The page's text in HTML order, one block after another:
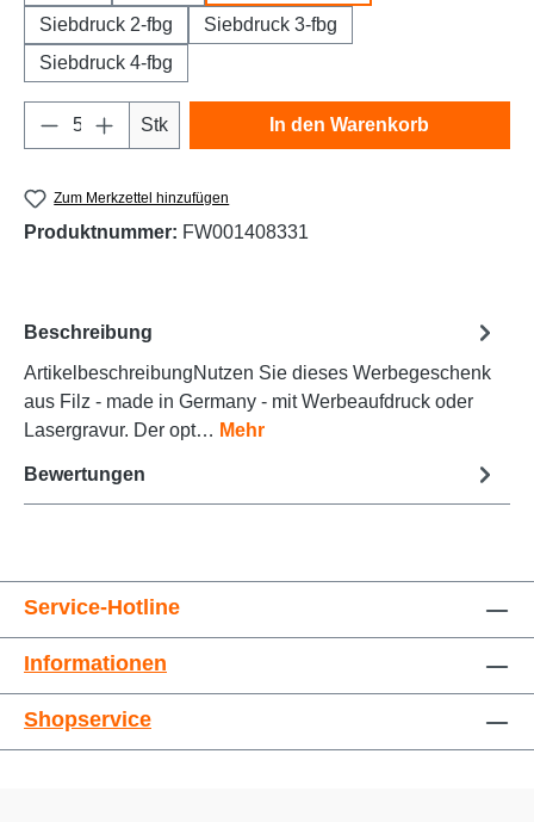
Siebdruck 2-fbg
Siebdruck 3-fbg
Siebdruck 4-fbg
Produkt Anzahl: Gib den gewünschten
Stk In den Warenkorb
Zum Merkzettel hinzufügen
Produktnummer: FW001408331
Beschreibung
ArtikelbeschreibungNutzen Sie dieses Werbegeschenk
aus Filz - made in Germany - mit Werbeaufdruck oder
Lasergravur. Der opt… Mehr
Bewertungen
Service-Hotline
Informationen
Shopservice
Animationen stoppen Überschriften hervorheben
Großer Cursor